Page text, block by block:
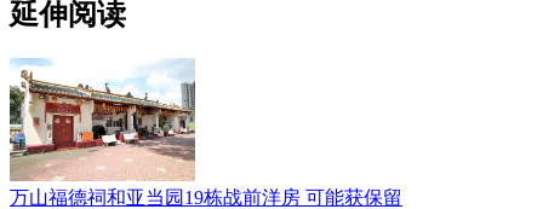
延伸阅读
万山福德祠和亚当园19栋战前洋房 可能获保留